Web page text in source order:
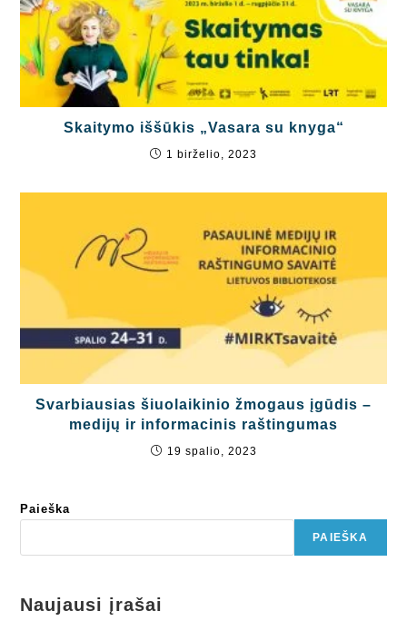
Skaitymo iššūkis „Vasara su knyga“
1 birželio, 2023
Svarbiausias šiuolaikinio žmogaus įgūdis –
medijų ir informacinis raštingumas
19 spalio, 2023
Paieška
PAIEŠKA
Naujausi įrašai